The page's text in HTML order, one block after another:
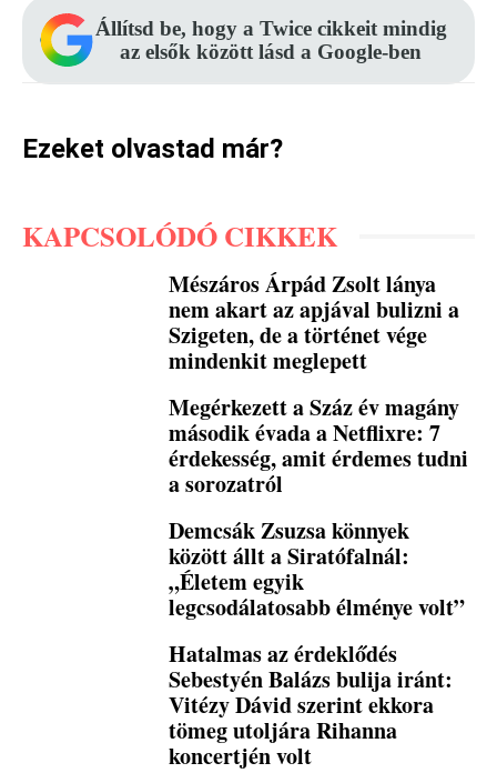
Állítsd be, hogy a Twice cikkeit mindig
az elsők között lásd a Google-ben
Ezeket olvastad már?
KAPCSOLÓDÓ CIKKEK
Mészáros Árpád Zsolt lánya
nem akart az apjával bulizni a
Szigeten, de a történet vége
mindenkit meglepett
Megérkezett a Száz év magány
második évada a Netflixre: 7
érdekesség, amit érdemes tudni
a sorozatról
Demcsák Zsuzsa könnyek
között állt a Siratófalnál:
„Életem egyik
legcsodálatosabb élménye volt”
Hatalmas az érdeklődés
Sebestyén Balázs bulija iránt:
Vitézy Dávid szerint ekkora
tömeg utoljára Rihanna
koncertjén volt